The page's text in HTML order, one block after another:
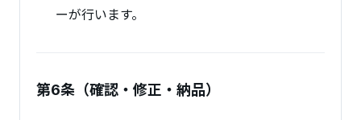
ーが行います。
第6条（確認・修正・納品）